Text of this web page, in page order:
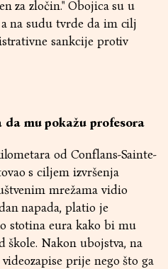
za zločin." Obojica su u
na sudu tvrde da im cilj
sankcije protiv
mu pokažu profesora
od Conflans-Sainte-
s ciljem izvršenja
mrežama vidio
napada, platio je
stotina eura kako bi mu
Nakon ubojstva, na
prije nego što ga